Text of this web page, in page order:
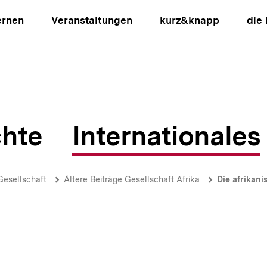
Veranstaltungen kurz&knapp die
Internationales
Ältere Beiträge Gesellschaft Afrika Die